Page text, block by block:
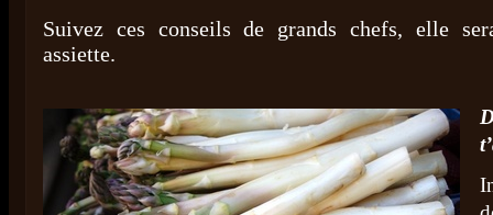
Suivez ces conseils de grands chefs, elle
assiette.